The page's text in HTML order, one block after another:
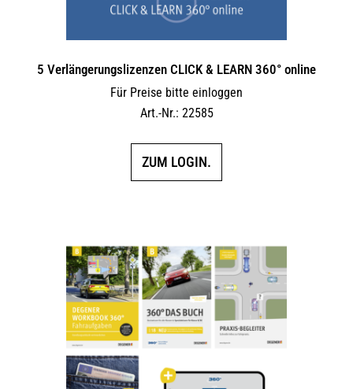
5 Verlängerungs­lizenzen CLICK & LEARN 360° online
Für Preise bitte einloggen
Art.-Nr.: 22585
ZUM LOGIN.